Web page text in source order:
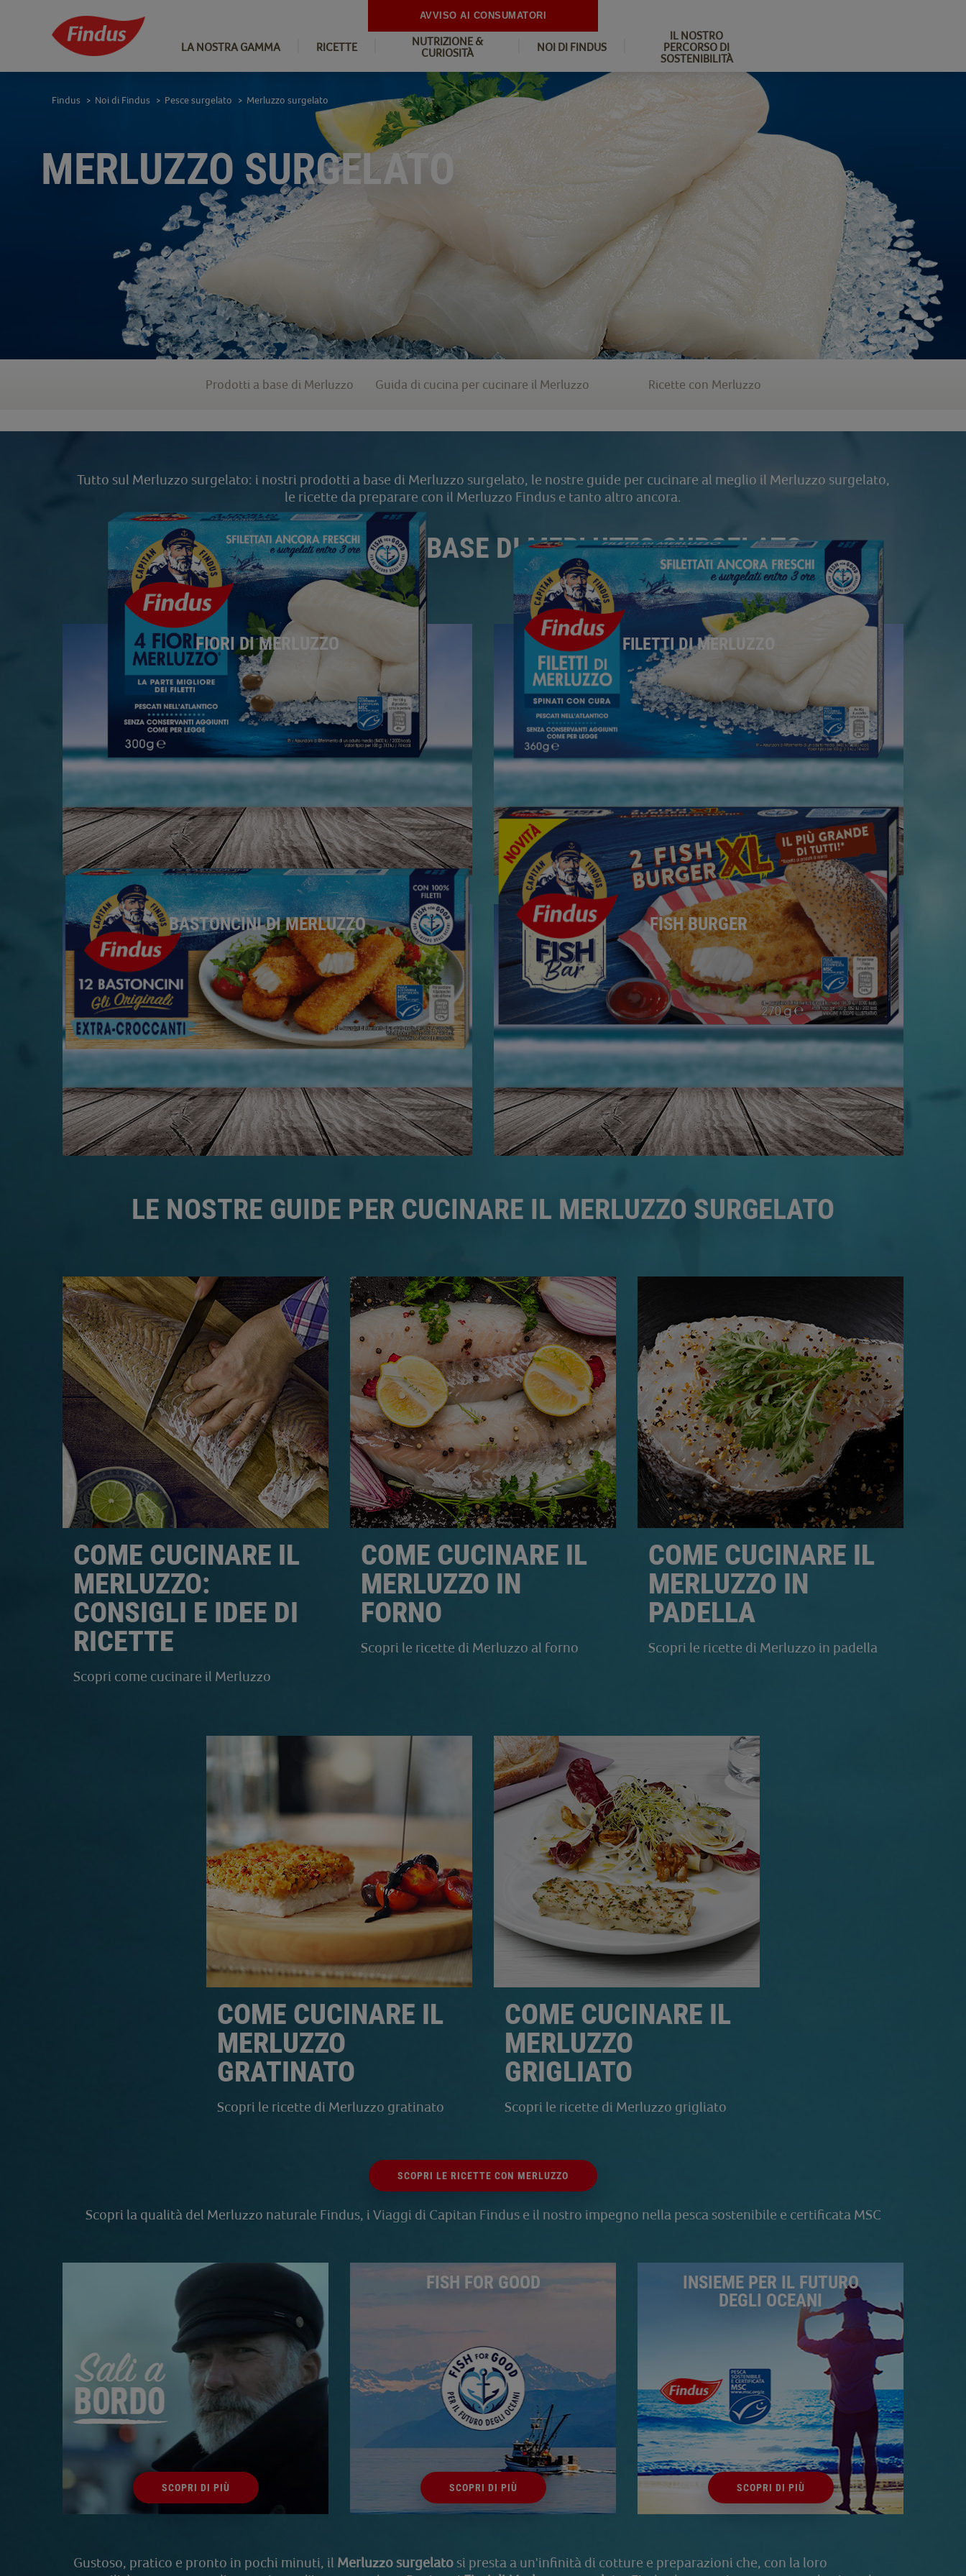
LA NOSTRA GAMMA RICETTE
NUTRIZIONE &
CURIOSITÀ
NOI DI FINDUS
IL NOSTRO
PERCORSO DI
SOSTENIBILITÀ
MERLUZZO SURGELATO
Findus > Noi di Findus > Pesce surgelato > Merluzzo surgelato
Prodotti a base di Merluzzo Guida di cucina per cucinare il Merluzzo Ricette con Merluzzo
Tutto sul Merluzzo surgelato: i nostri prodotti a base di Merluzzo surgelato, le nostre guide per cucinare al meglio il Merluzzo surgelato,
le ricette da preparare con il Merluzzo Findus e tanto altro ancora.
I NOSTRI PRODOTTI A BASE DI MERLUZZO SURGELATO
FIORI DI MERLUZZO FILETTI DI MERLUZZO
BASTONCINI DI MERLUZZO FISH BURGER
LE NOSTRE GUIDE PER CUCINARE IL MERLUZZO SURGELATO
COME CUCINARE IL
MERLUZZO:
CONSIGLI E IDEE DI
RICETTE
Scopri come cucinare il Merluzzo
COME CUCINARE IL
MERLUZZO IN
FORNO
Scopri le ricette di Merluzzo al forno
COME CUCINARE IL
MERLUZZO IN
PADELLA
Scopri le ricette di Merluzzo in padella
COME CUCINARE IL
MERLUZZO
GRATINATO
Scopri le ricette di Merluzzo gratinato
COME CUCINARE IL
MERLUZZO
GRIGLIATO
Scopri le ricette di Merluzzo grigliato
SCOPRI LE RICETTE CON MERLUZZO
Scopri la qualità del Merluzzo naturale Findus, i Viaggi di Capitan Findus e il nostro impegno nella pesca sostenibile e certificata MSC
SCOPRI DI PIÙ
FISH FOR GOOD
SCOPRI DI PIÙ
INSIEME PER IL FUTURO
DEGLI OCEANI
SCOPRI DI PIÙ
Gustoso, pratico e pronto in pochi minuti, il Merluzzo surgelato si presta a un'infinità di cotture e preparazioni che, con la loro
AVVISO AI CONSUMATORI